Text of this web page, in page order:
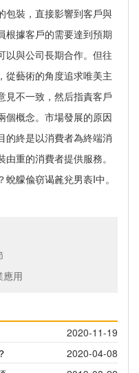
包裝，直接影響到客戶與
根據客戶的需要達到預期
以與公司長期合作。但往
，從藝術的角度追求唯美主
不一致，然后指責客戶
概念。市場發展的原因
的終是以消費者為終端消
由重的消費者提供服務。
艨偸窃谒麄兊男袠I中。
應用
2020-11-19
2020-04-08